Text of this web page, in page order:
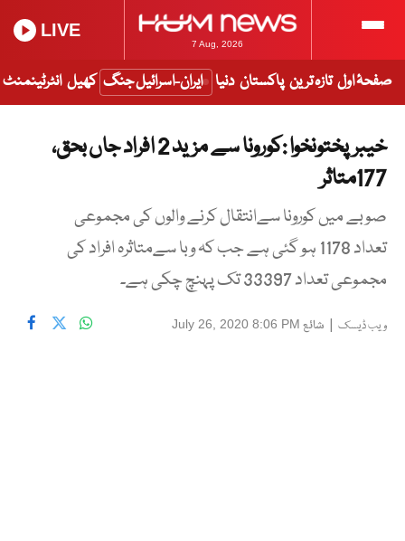
7 Aug, 2026
LIVE
صفحۂ اول تازہ ترین پاکستان دنیا ایران-اسرائیل جنگ کھیل انٹرٹینمنٹ
خیبرپختونخوا :کورونا سے مزید 2 افراد جاں بحق،
177متاثر
صوبے میں کورونا سےانتقال کرنے والوں کی مجموعی
تعداد 1178 ہو گئی ہے جب کہ وبا سےمتاثرہ افراد کی
مجموعی تعداد 33397 تک پہنچ چکی ہے۔
ویب ڈیسک | شائع July 26, 2020 8:06 PM